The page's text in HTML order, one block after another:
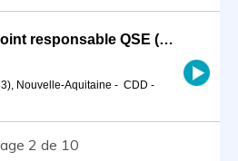
ALTERNANCE - Adjoint responsable QSE (H/F)
Nouvelle-Aquitaine - CDD -
2 de 10